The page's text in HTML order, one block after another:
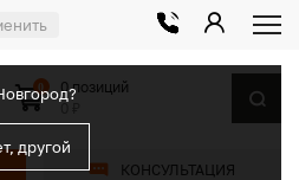
другой
КОНСУЛЬТАЦИЯ
0
0 позиций